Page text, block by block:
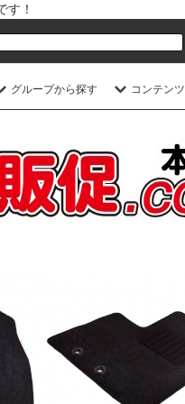
す！
グループから探す コンテン